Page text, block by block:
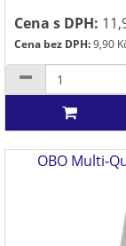
Cena s DPH:
Cena bez DPH:9,90
OBO Multi-